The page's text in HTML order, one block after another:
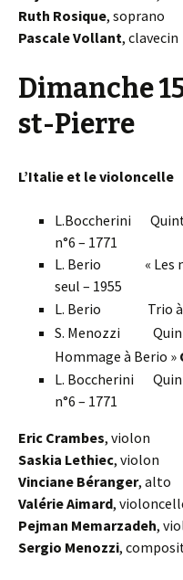
Ruth Rosique, soprano
Pascale Vollant, clavecin
Dimanche
st-Pierre
L’Italie et le violoncelle
L.Boccherini
n°6 – 1771
L. Berio « Les
seul – 1955
L. Berio Trio à
S. Menozzi
Hommage à Berio »
L. Boccherini
n°6 – 1771
Eric Crambes, violon
Saskia Lethiec, violon
Vinciane Béranger, alto
Valérie Aimard,
Pejman Memarzadeh,
Sergio Menozzi,